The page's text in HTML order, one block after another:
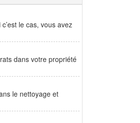
le cas, vous avez
dans votre propriété
le nettoyage et